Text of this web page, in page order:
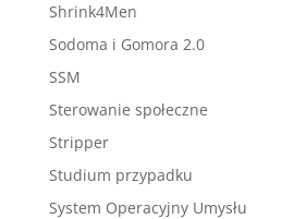
Shrink4Men
Sodoma i Gomora 2.0
SSM
Sterowanie społeczne
Stripper
Studium przypadku
System Operacyjny Umysłu